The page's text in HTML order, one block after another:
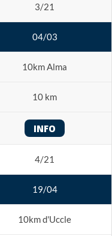
3/21
04/03
10km Alma
10 km
INFO
4/21
19/04
10km d'Uccle